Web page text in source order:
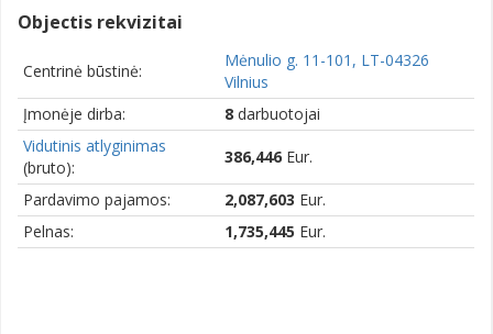
Objectis rekvizitai
Centrinė būstinė:
Mėnulio g. 11-101, LT-04326
Vilnius
Įmonėje dirba:
8 darbuotojai
Vidutinis atlyginimas
(bruto):
386,446 Eur.
Pardavimo pajamos: 2,087,603 Eur.
Pelnas:
1,735,445 Eur.